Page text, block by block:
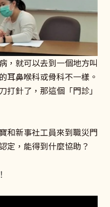
，就可以去到一個地方叫
耳鼻喉科或骨科不一樣。
打針了，那這個「門診」
和新事社工員來到職災門
定，能得到什麼協助？